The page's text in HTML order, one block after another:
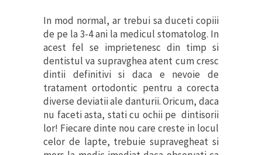
In mod normal, ar trebui sa duceti copiii
de pe la 3-4 ani la medicul stomatolog. In
acest fel se imprietenesc din timp si
dentistul va supravghea atent cum cresc
dintii definitivi si daca e nevoie de
tratament ortodontic pentru a corecta
diverse deviatii ale danturii. Oricum, daca
nu faceti asta, stati cu ochii pe dintisorii
lor! Fiecare dinte nou care creste in locul
celor de lapte, trebuie supravegheat si